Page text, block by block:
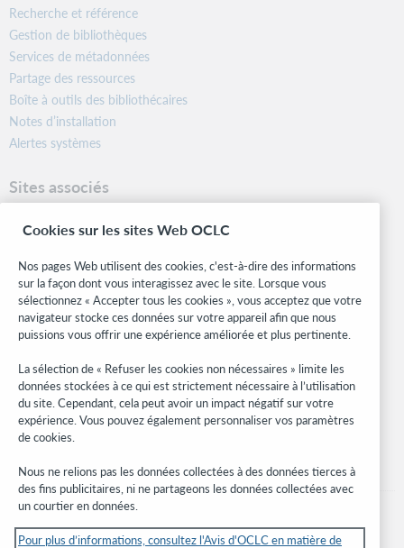
Recherche et référence
Gestion de bibliothèques
Services de métadonnées
Partage des ressources
Boîte à outils des bibliothécaires
Notes d’installation
Alertes systèmes
Sites associés
Formats bibliographiques
Research
WebJunction
Réseau des développeurs
Soyez informé
Recevez les dernières nouvelles sur les produits et services, des
études, des événements, et plus.
Cookies sur les sites Web OCLC
Nos pages Web utilisent des cookies, c'est-à-dire des informations
sur la façon dont vous interagissez avec le site. Lorsque vous
sélectionnez « Accepter tous les cookies », vous acceptez que votre
navigateur stocke ces données sur votre appareil afin que nous
puissions vous offrir une expérience améliorée et plus pertinente.
La sélection de « Refuser les cookies non nécessaires » limite les
données stockées à ce qui est strictement nécessaire à l’utilisation
du site. Cependant, cela peut avoir un impact négatif sur votre
expérience. Vous pouvez également personnaliser vos paramètres
de cookies.
Nous ne relions pas les données collectées à des données tierces à
des fins publicitaires, ni ne partageons les données collectées avec
un courtier en données.
Pour plus d’informations, consultez l'Avis d'OCLC en matière de